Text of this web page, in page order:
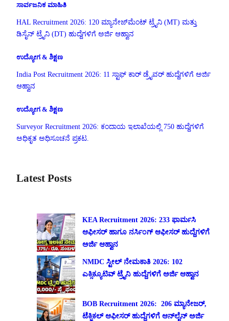
ಸಾರ್ವಜನಿಕ ಮಾಹಿತಿ
HAL Recruitment 2026: 120 ಮ್ಯಾನೇಜ್‌ಮೆಂಟ್ ಟ್ರೈನಿ (MT) ಮತ್ತು
ಡಿಸೈನ್ ಟ್ರೈನಿ (DT) ಹುದ್ದೆಗಳಿಗೆ ಅರ್ಜಿ ಆಹ್ವಾನ
ಉದ್ಯೋಗ & ಶಿಕ್ಷಣ
India Post Recruitment 2026: 11 ಸ್ಟಾಫ್ ಕಾರ್ ಡ್ರೈವರ್ ಹುದ್ದೆಗಳಿಗೆ ಅರ್ಜಿ
ಆಹ್ವಾನ
ಉದ್ಯೋಗ & ಶಿಕ್ಷಣ
Surveyor Recruitment 2026: ಕಂದಾಯ ಇಲಾಖೆಯಲ್ಲಿ 750 ಹುದ್ದೆಗಳಿಗೆ
ಅಧಿಕೃತ ಅಧಿಸೂಚನೆ ಪ್ರಕಟ.
Latest Posts
KEA Recruitment 2026: 233 ಫಾರ್ಮಸಿ
ಆಫೀಸರ್ ಹಾಗೂ ನರ್ಸಿಂಗ್ ಆಫೀಸರ್ ಹುದ್ದೆಗಳಿಗೆ
ಅರ್ಜಿ ಆಹ್ವಾನ
NMDC ಸ್ಟೀಲ್ ನೇಮಕಾತಿ 2026: 102
ಎಕ್ಸಿಕ್ಯೂಟಿವ್ ಟ್ರೈನಿ ಹುದ್ದೆಗಳಿಗೆ ಅರ್ಜಿ ಆಹ್ವಾನ
BOB Recruitment 2026: 206 ಮ್ಯಾನೇಜರ್,
ಟೆಕ್ನಿಕಲ್ ಆಫೀಸರ್ ಹುದ್ದೆಗಳಿಗೆ ಆನ್‌ಲೈನ್ ಅರ್ಜಿ